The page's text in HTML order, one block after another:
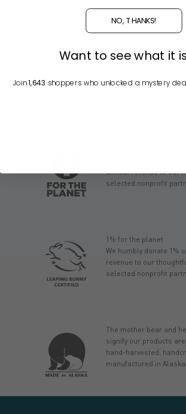
Certified B Corps meet
environmental
annual revenue to our
selected nonprofit
1% for the planet
We humbly donate 1%
revenue to our
selected nonprofit
The mother bear and
signify our products are
hand-harvested,
manufactured in Alaska.
NO, THANKS!
Want to see what it
Join1,643 shoppers who unlocked a mystery